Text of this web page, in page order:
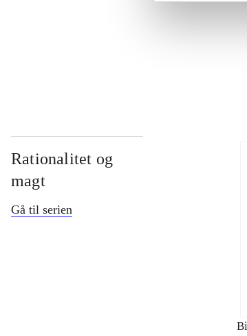
Rationalitet og
magt
Gå til serien